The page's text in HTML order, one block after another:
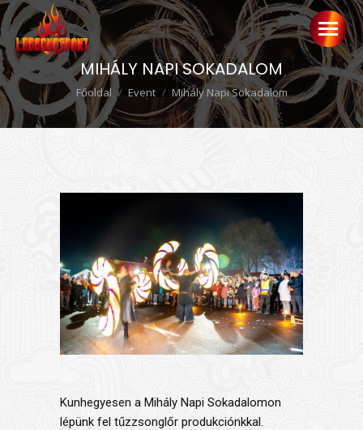
MIHÁLY NAPI SOKADALOM
Ön itt van:
Főoldal Event Mihály Napi Sokadalom
Kunhegyesen a Mihály Napi Sokadalomon
lépünk fel tűzzsonglőr produkciónkkal.